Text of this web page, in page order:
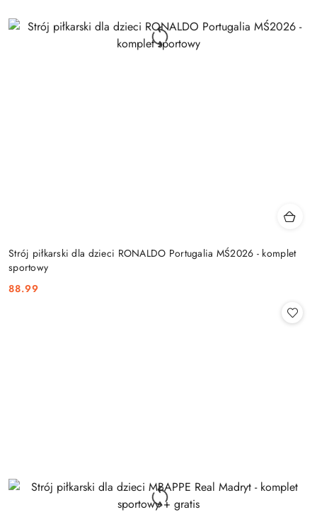
Strój piłkarski dla dzieci RONALDO Portugalia MŚ2026 - komplet
sportowy
Cena:
88.99